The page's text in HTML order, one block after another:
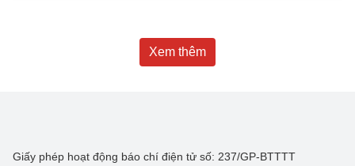
Xem thêm
Giấy phép hoạt động báo chí điện tử số: 237/GP-BTTTT